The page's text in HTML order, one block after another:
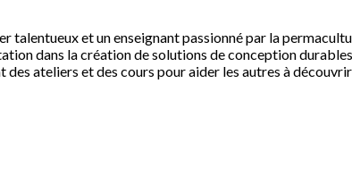
talentueux et un enseignant passionné par la
dans la création de solutions de conception
ateliers et des cours pour aider les autres à